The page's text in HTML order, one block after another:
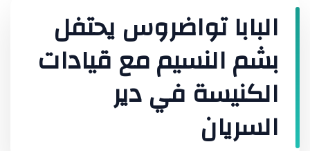
البابا تواضروس يحتفل
بشم النسيم مع قيادات
الكنيسة في دير
السريان